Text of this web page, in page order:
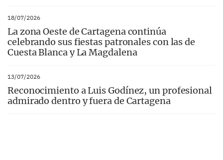
18/07/2026
La zona Oeste de Cartagena continúa
celebrando sus fiestas patronales con las de
Cuesta Blanca y La Magdalena
13/07/2026
Reconocimiento a Luis Godínez, un profesional
admirado dentro y fuera de Cartagena